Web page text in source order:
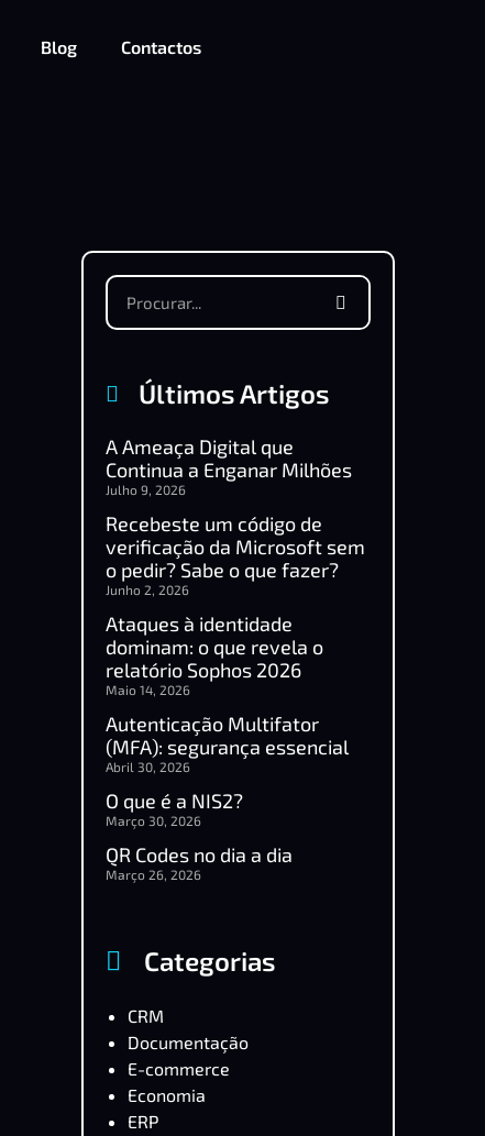
Blog Contactos
Últimos Artigos
A Ameaça Digital que
Continua a Enganar Milhões
Julho 9, 2026
Recebeste um código de
verificação da Microsoft sem
o pedir? Sabe o que fazer?
Junho 2, 2026
Ataques à identidade
dominam: o que revela o
relatório Sophos 2026
Maio 14, 2026
Autenticação Multifator
(MFA): segurança essencial
Abril 30, 2026
O que é a NIS2?
Março 30, 2026
QR Codes no dia a dia
Março 26, 2026
Categorias
CRM
Documentação
E-commerce
Economia
ERP